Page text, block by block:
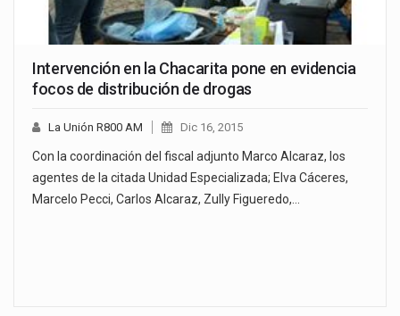
Intervención en la Chacarita pone en evidencia
focos de distribución de drogas
La Unión R800 AM Dic 16, 2015
Con la coordinación del fiscal adjunto Marco Alcaraz, los
agentes de la citada Unidad Especializada; Elva Cáceres,
Marcelo Pecci, Carlos Alcaraz, Zully Figueredo,…